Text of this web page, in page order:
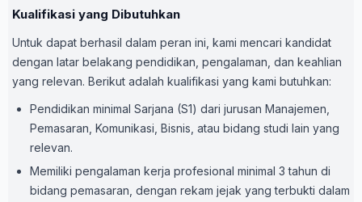
Kualifikasi yang Dibutuhkan
Untuk dapat berhasil dalam peran ini, kami mencari kandidat
dengan latar belakang pendidikan, pengalaman, dan keahlian
yang relevan. Berikut adalah kualifikasi yang kami butuhkan:
Pendidikan minimal Sarjana (S1) dari jurusan Manajemen,
Pemasaran, Komunikasi, Bisnis, atau bidang studi lain yang
relevan.
Memiliki pengalaman kerja profesional minimal 3 tahun di
bidang pemasaran, dengan rekam jejak yang terbukti dalam